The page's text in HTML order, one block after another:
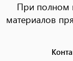
При полном
материалов